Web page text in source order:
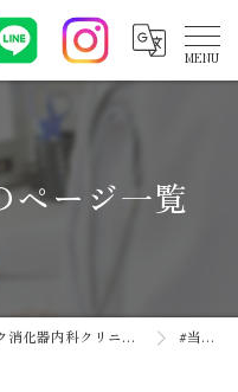
ページ一覧
滋賀県守山市の内科ならブルーレイク消化器内科クリニック #当日